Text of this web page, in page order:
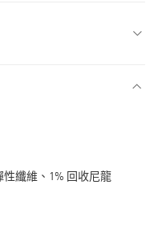
性纖維、1% 回收尼龍